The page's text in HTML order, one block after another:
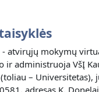
- atvirųjų mokymų
ir administruoja VšĮ
– Universitetas),
adresas K.